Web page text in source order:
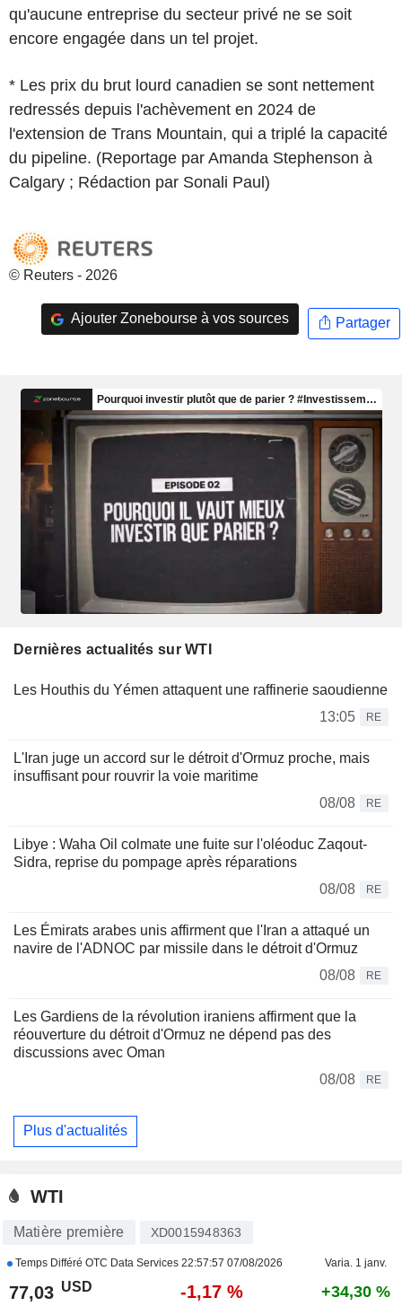
qu'aucune entreprise du secteur privé ne se soit
encore engagée dans un tel projet.
* Les prix du brut lourd canadien se sont nettement
redressés depuis l'achèvement en 2024 de
l'extension de Trans Mountain, qui a triplé la capacité
du pipeline. (Reportage par Amanda Stephenson à
Calgary ; Rédaction par Sonali Paul)
© Reuters - 2026
Ajouter Zonebourse à vos sources Partager
Dernières actualités sur WTI
Les Houthis du Yémen attaquent une raffinerie saoudienne
13:05
RE
L'Iran juge un accord sur le détroit d'Ormuz proche, mais
insuffisant pour rouvrir la voie maritime
08/08
RE
Libye : Waha Oil colmate une fuite sur l'oléoduc Zaqout-
Sidra, reprise du pompage après réparations
08/08
RE
Les Émirats arabes unis affirment que l'Iran a attaqué un
navire de l'ADNOC par missile dans le détroit d'Ormuz
08/08
RE
Les Gardiens de la révolution iraniens affirment que la
réouverture du détroit d'Ormuz ne dépend pas des
discussions avec Oman
08/08
RE
Plus d'actualités
WTI
Matière première XD0015948363
Temps Différé OTC Data Services 22:57:57 07/08/2026 Varia. 1 janv.
77,03 USD -1,17 % +34,30 %